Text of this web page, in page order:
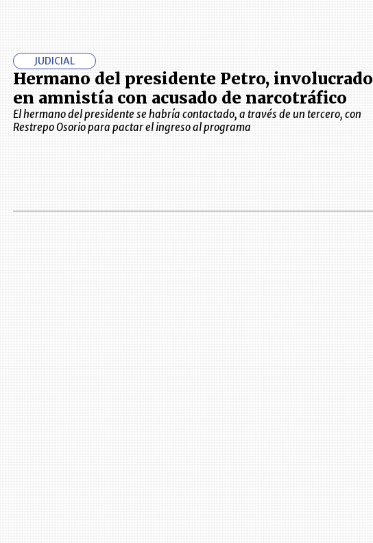
JUDICIAL
Hermano del presidente Petro, involucrado
en amnistía con acusado de narcotráfico
El hermano del presidente se habría contactado, a través de un tercero, con
Restrepo Osorio para pactar el ingreso al programa